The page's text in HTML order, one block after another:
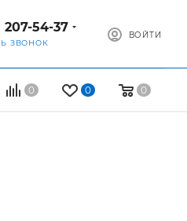
207-54-37
ЗВОНОК
ВОЙТИ
0 0 0